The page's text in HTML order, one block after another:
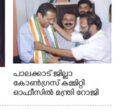
പാലക്കാട് ജില്ലാ
കോൺഗ്രസ് കമ്മിറ്റി
ഓഫീസിൽ മന്ത്രി റോജി
എം ജോണിന്